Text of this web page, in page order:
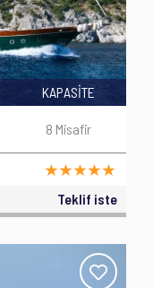
KAPASİTE
8 Misafir
Teklif iste